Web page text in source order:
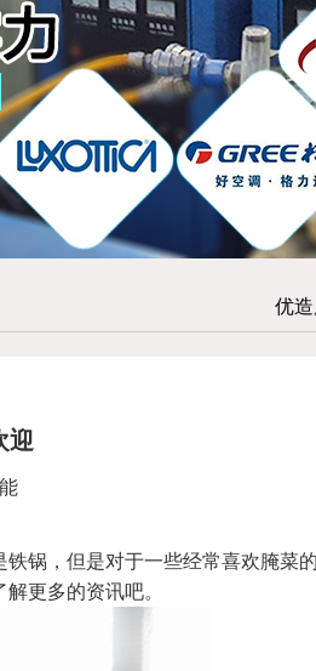
优
迎
锅，但是对于一些经常喜欢腌菜
解更多的资讯吧。